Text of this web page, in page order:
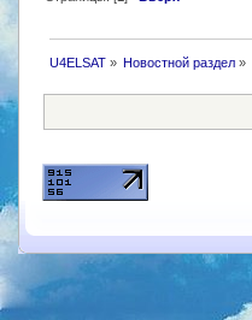
U4ELSAT» Новостной раздел »